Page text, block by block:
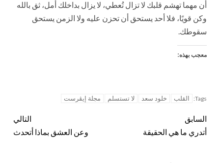
أن مهما تهشم قلبك لا تزال تُعطي، لا يزال بداخلك أمل، ثق بالله
وكن قويًا، فلا أحد يستحق أن تحزن عليه ولا الزمن يستحق
سقوطك.
معجب بهذه:
Tags: القلب خلود سعد لا تستسلم مجلة إيڤرست
السابق
أتدري ما هي الحقيقة
التالي
وعن العشق بماذا أتحدث